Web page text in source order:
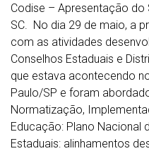
Codise – Apresentação do
SC. No dia 29 de maio, a
com as atividades
Conselhos Estaduais e
que estava acontecendo
Paulo/SP e foram
Normatização,
Educação: Plano Nacional
Estaduais: alinhamentos